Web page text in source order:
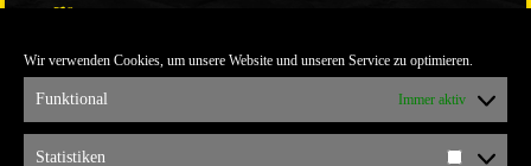
Wir verwenden Cookies, um unsere Website und unseren Service zu optimieren.
Funktional Immer aktiv
Statistiken
ULTRABLOG DER YELLOW CONNECTION
ALEMANNIA VERKAUFT MAN NICHT
ARCHIV